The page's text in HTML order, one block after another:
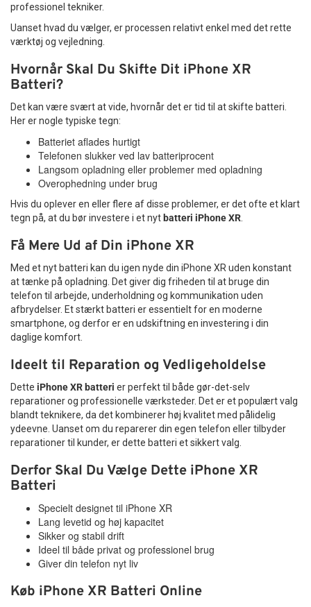
professionel tekniker.
Uanset hvad du vælger, er processen relativt enkel med det rette
værktøj og vejledning.
Hvornår Skal Du Skifte Dit iPhone XR
Batteri?
Det kan være svært at vide, hvornår det er tid til at skifte batteri.
Her er nogle typiske tegn:
Batteriet aflades hurtigt
Telefonen slukker ved lav batteriprocent
Langsom opladning eller problemer med opladning
Overophedning under brug
Hvis du oplever en eller flere af disse problemer, er det ofte et klart
tegn på, at du bør investere i et nyt batteri iPhone XR.
Få Mere Ud af Din iPhone XR
Med et nyt batteri kan du igen nyde din iPhone XR uden konstant
at tænke på opladning. Det giver dig friheden til at bruge din
telefon til arbejde, underholdning og kommunikation uden
afbrydelser. Et stærkt batteri er essentielt for en moderne
smartphone, og derfor er en udskiftning en investering i din
daglige komfort.
Ideelt til Reparation og Vedligeholdelse
Dette iPhone XR batteri er perfekt til både gør-det-selv
reparationer og professionelle værksteder. Det er et populært valg
blandt teknikere, da det kombinerer høj kvalitet med pålidelig
ydeevne. Uanset om du reparerer din egen telefon eller tilbyder
reparationer til kunder, er dette batteri et sikkert valg.
Derfor Skal Du Vælge Dette iPhone XR
Batteri
Specielt designet til iPhone XR
Lang levetid og høj kapacitet
Sikker og stabil drift
Ideel til både privat og professionel brug
Giver din telefon nyt liv
Køb iPhone XR Batteri Online